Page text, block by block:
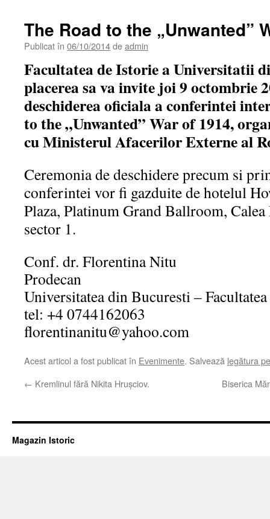
The Road to the „Unwanted”
Publicat în 06/10/2014deadmin
Facultatea de Istorie a Universitatii
placerea sa va invite joi 9 octombrie
deschiderea oficiala a conferintei
to the „Unwanted” War of 1914,
cu Ministerul Afacerilor Externe al
Ceremonia de deschidere precum si
conferintei vor fi gazduite de hotelul
Plaza, Platinum Grand Ballroom,
sector 1.
Conf. dr. Florentina Nitu
Prodecan
Universitatea din Bucuresti –
tel: +4 0744162063
florentinanitu@yahoo.com
Acest articol a fost publicat în Evenimente. Salvează legătura
← Kremlinul fără Nikita Hruşciov. Biserica
Magazin Istoric